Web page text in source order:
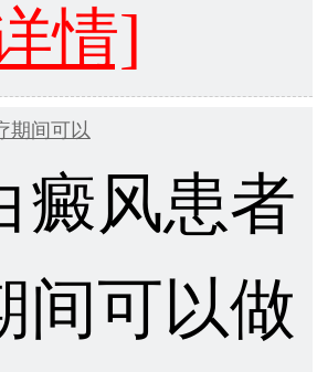
情]
期间可以
癜风患者
间可以做